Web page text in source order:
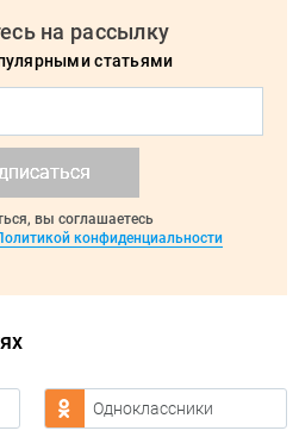
на рассылку
статьями
вы соглашаетесь
конфиденциальности
Одноклассники